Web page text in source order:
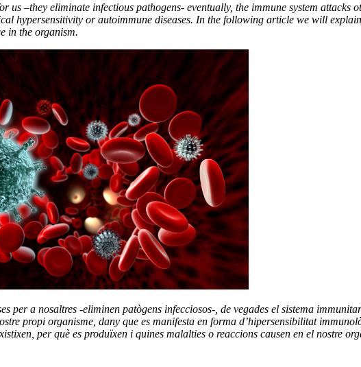
–they eliminate infectious pathogens- eventually, the immune system attacks
hypersensitivity or autoimmune diseases. In the following article we will
in the organism.
per a nosaltres -eliminen patògens infecciosos-, de vegades el sistema
propi organisme, dany que es manifesta en forma d’hipersensibilitat
per què es produïxen i quines malalties o reaccions causen en el nostre